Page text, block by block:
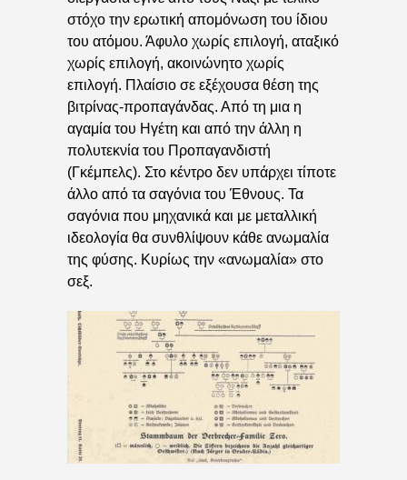
στόχο την ερωτική απομόνωση του ίδιου
του ατόμου. Άφυλο χωρίς επιλογή, αταξικό
χωρίς επιλογή, ακοινώνητο χωρίς
επιλογή. Πλαίσιο σε εξέχουσα θέση της
βιτρίνας-προπαγάνδας. Από τη μια η
αγαμία του Ηγέτη και από την άλλη η
πολυτεκνία του Προπαγανδιστή
(Γκέμπελς). Στο κέντρο δεν υπάρχει τίποτε
άλλο από τα σαγόνια του Έθνους. Τα
σαγόνια που μηχανικά και με μεταλλική
ιδεολογία θα συνθλίψουν κάθε ανωμαλία
της φύσης. Κυρίως την «ανωμαλία» στο
σεξ.